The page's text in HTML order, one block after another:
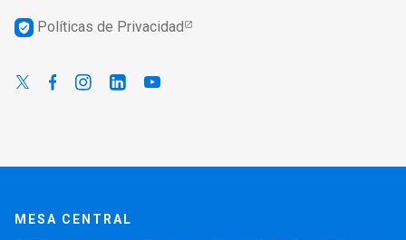
verified_user Políticas de Privacidad
MESA CENTRAL